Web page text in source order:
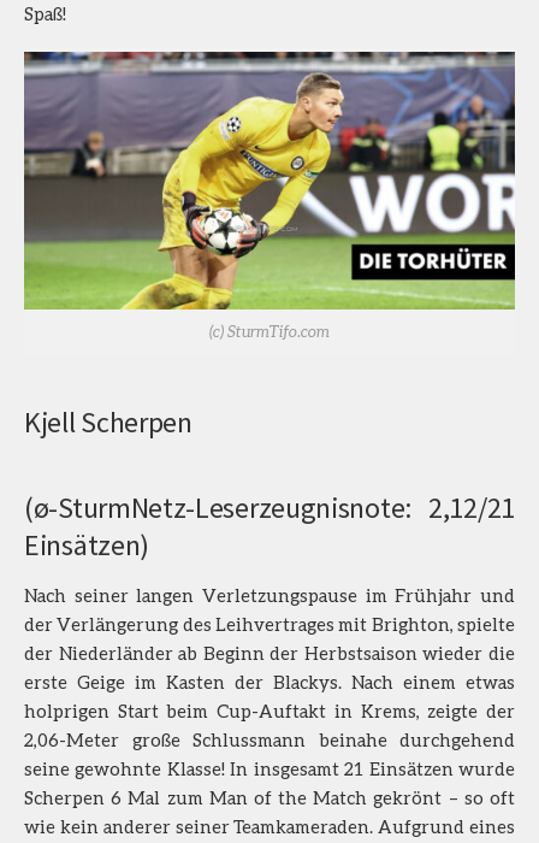
Spaß!
(c) SturmTifo.com
Kjell Scherpen
(ø-SturmNetz-Leserzeugnisnote: 2,12/21
Einsätzen)
Nach seiner langen Verletzungspause im Frühjahr und
der Verlängerung des Leihvertrages mit Brighton, spielte
der Niederländer ab Beginn der Herbstsaison wieder die
erste Geige im Kasten der Blackys. Nach einem etwas
holprigen Start beim Cup-Auftakt in Krems, zeigte der
2,06-Meter große Schlussmann beinahe durchgehend
seine gewohnte Klasse! In insgesamt 21 Einsätzen wurde
Scherpen 6 Mal zum Man of the Match gekrönt – so oft
wie kein anderer seiner Teamkameraden. Aufgrund eines